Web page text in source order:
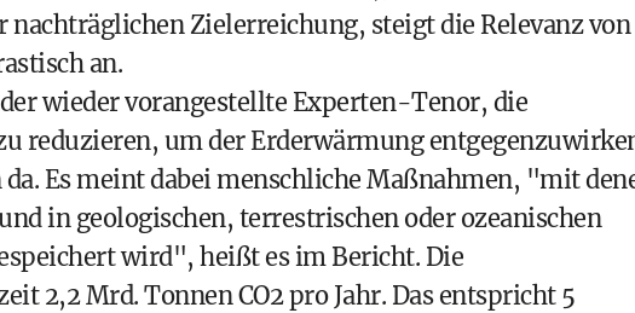
nachträglichen Zielerreichung, steigt die Relevanz von
an.
wieder vorangestellte Experten-Tenor, die
reduzieren, um der Erderwärmung
da. Es meint dabei menschliche Maßnahmen, "mit
in geologischen, terrestrischen oder ozeanischen
wird", heißt es im Bericht. Die
2,2 Mrd. Tonnen CO2 pro Jahr. Das entspricht 5